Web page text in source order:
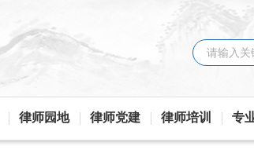
律师园地 律师党建 律师培训 专